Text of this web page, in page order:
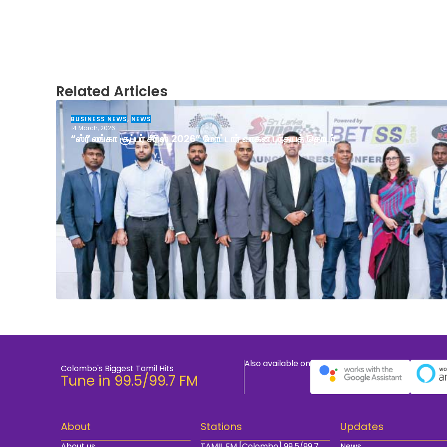
Related Articles
BUSINESS NEWS, NEWS
14 March, 2026
“ஸ்ரீ லங்கா சூப்பர் சீரிஸ் 2026” மோட்டார் வாகன பந்தயத் தொடர்
Colombo's Biggest Tamil Hits
Tune in 99.5/99.7 FM
Also available on
About Stations Updates